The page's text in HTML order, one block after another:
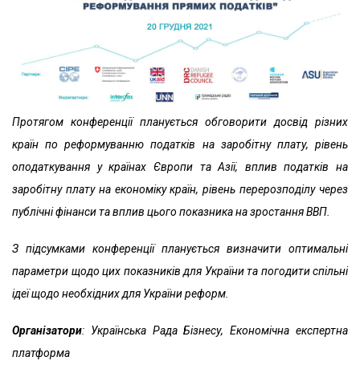
Протягом конференції планується обговорити досвід різних
країн по реформуванню податків на заробітну плату, рівень
оподаткування у країнах Європи та Азії, вплив податків на
заробітну плату на економіку країн, рівень перерозподілу через
публічні фінанси та вплив цього показника на зростання ВВП.
З підсумками конференції планується визначити оптимальні
параметри щодо цих показників для України та погодити спільні
ідеї щодо необхідних для України реформ.
Організатори: Українська Рада Бізнесу, Економічна експертна
платформа